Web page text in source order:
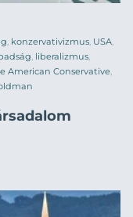
konzervativizmus USA
liberalizmus
American Conservative